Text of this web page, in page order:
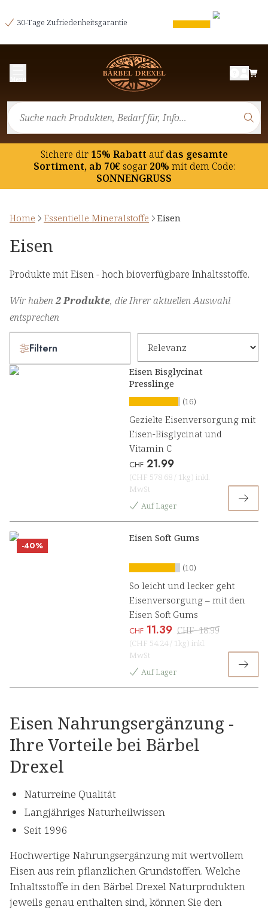
30-Tage Zufriedenheitsgarantie
Sichere dir15% Rabatt aufdas gesamte
Sortiment, ab 70€ sogar20% mit dem Code:
SONNENGRUSS
Home Essentielle Mineralstoffe Eisen
Eisen
Produkte mit Eisen - hoch bioverfügbare Inhaltsstoffe.
Wir haben2 Produkte, die Ihrer aktuellen Auswahl
entsprechen
Filtern
Eisen Bisglycinat
Presslinge
(16)
Gezielte Eisenversorgung mit
Eisen-Bisglycinat und
Vitamin C
CHF 21.99
(CHF 578.68 / 1kg) inkl.
MwSt
Auf Lager
-40%
Eisen Soft Gums
(10)
So leicht und lecker geht
Eisenversorgung – mit den
Eisen Soft Gums
CHF 11.39 CHF 18.99
(CHF 54.24 / 1kg) inkl.
MwSt
Auf Lager
Eisen Nahrungsergänzung -
Ihre Vorteile bei Bärbel
Drexel
Naturreine Qualität
Langjähriges Naturheilwissen
Seit 1996
Hochwertige Nahrungsergänzung mit wertvollem
Eisen aus rein pflanzlichen Grundstoffen. Welche
Inhaltsstoffe in den Bärbel Drexel Naturprodukten
jeweils genau enthalten sind, können Sie den